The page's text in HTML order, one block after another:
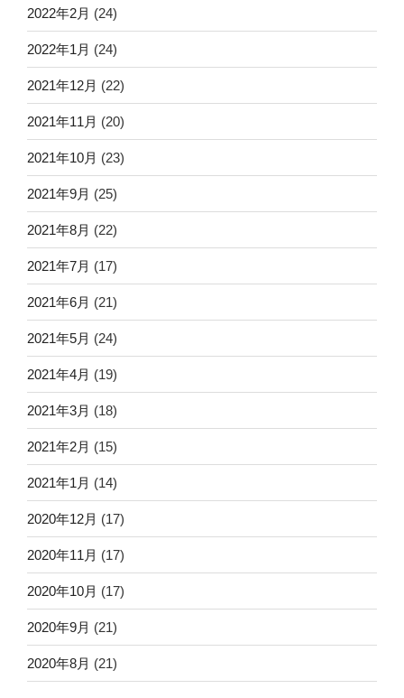
2022年2月 (24)
2022年1月 (24)
2021年12月 (22)
2021年11月 (20)
2021年10月 (23)
2021年9月 (25)
2021年8月 (22)
2021年7月 (17)
2021年6月 (21)
2021年5月 (24)
2021年4月 (19)
2021年3月 (18)
2021年2月 (15)
2021年1月 (14)
2020年12月 (17)
2020年11月 (17)
2020年10月 (17)
2020年9月 (21)
2020年8月 (21)